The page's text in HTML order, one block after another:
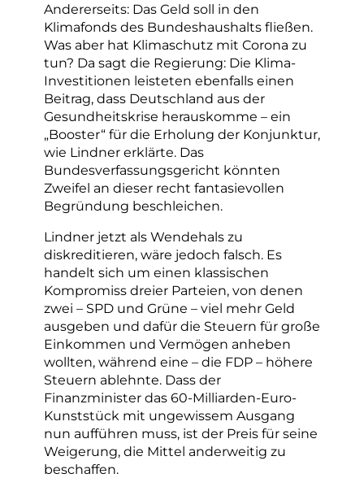
Andererseits: Das Geld soll in den
Klimafonds des Bundeshaushalts fließen.
Was aber hat Klimaschutz mit Corona zu
tun? Da sagt die Regierung: Die Klima-
Investitionen leisteten ebenfalls einen
Beitrag, dass Deutschland aus der
Gesundheitskrise herauskomme – ein
„Booster“ für die Erholung der Konjunktur,
wie Lindner erklärte. Das
Bundesverfassungsgericht könnten
Zweifel an dieser recht fantasievollen
Begründung beschleichen.
Lindner jetzt als Wendehals zu
diskreditieren, wäre jedoch falsch. Es
handelt sich um einen klassischen
Kompromiss dreier Parteien, von denen
zwei – SPD und Grüne – viel mehr Geld
ausgeben und dafür die Steuern für große
Einkommen und Vermögen anheben
wollten, während eine – die FDP – höhere
Steuern ablehnte. Dass der
Finanzminister das 60-Milliarden-Euro-
Kunststück mit ungewissem Ausgang
nun aufführen muss, ist der Preis für seine
Weigerung, die Mittel anderweitig zu
beschaffen.